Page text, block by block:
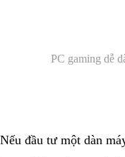
PC gaming dễ
đầu tư một dàn